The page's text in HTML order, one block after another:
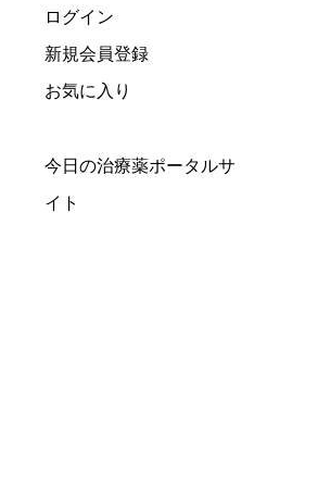
ログイン
新規会員登録
お気に入り
今日の治療薬ポータルサ
イト